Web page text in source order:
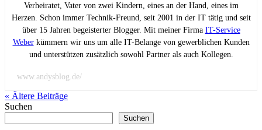
Verheiratet, Vater von zwei Kindern, eines an der Hand, eines im
Herzen. Schon immer Technik-Freund, seit 2001 in der IT tätig und seit
über 15 Jahren begeisterter Blogger. Mit meiner Firma IT-Service
Weberkümmern wir uns um alle IT-Belange von gewerblichen Kunden
und unterstützen zusätzlich sowohl Partner als auch Kollegen.
www.andysblog.de/
« Ältere Beiträge
Suchen
Suchen